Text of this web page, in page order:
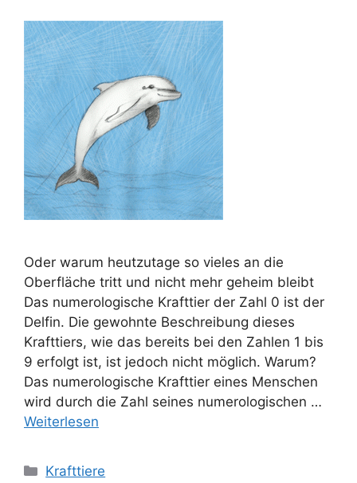
Oder warum heutzutage so vieles an die
Oberfläche tritt und nicht mehr geheim bleibt
Das numerologische Krafttier der Zahl 0 ist der
Delfin. Die gewohnte Beschreibung dieses
Krafttiers, wie das bereits bei den Zahlen 1 bis
9 erfolgt ist, ist jedoch nicht möglich. Warum?
Das numerologische Krafttier eines Menschen
wird durch die Zahl seines numerologischen …
Weiterlesen
Kategorien
Krafttiere